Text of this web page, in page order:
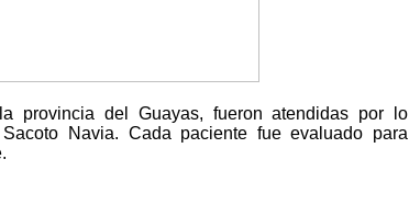
provincia del Guayas, fueron atendidas por lo
Navia. Cada paciente fue evaluado para